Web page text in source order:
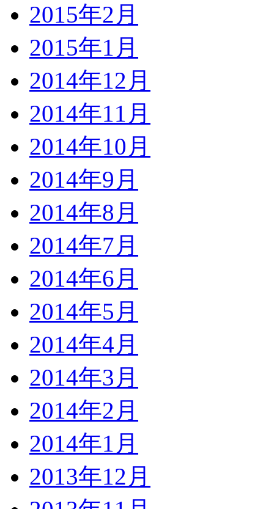
2015年2月
2015年1月
2014年12月
2014年11月
2014年10月
2014年9月
2014年8月
2014年7月
2014年6月
2014年5月
2014年4月
2014年3月
2014年2月
2014年1月
2013年12月